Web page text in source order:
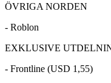
ÖVRIGA NORDEN
- Roblon
EXKLUSIVE
- Frontline (USD 1,55)